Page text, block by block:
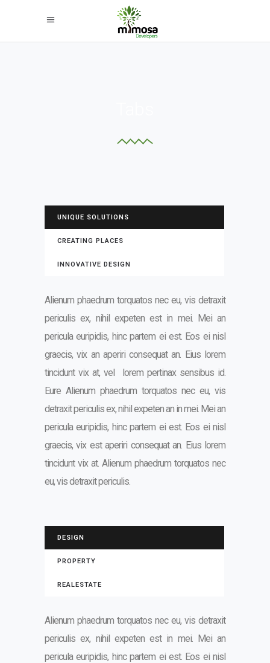
UNIQUE SOLUTIONS
CREATING PLACES
INNOVATIVE DESIGN
Alienum phaedrum torquatos nec eu, vis detraxit
periculis ex, nihil expeten est in mei. Mei an
pericula euripidis, hinc partem ei est. Eos ei nisl
graecis, vix an aperiri consequat an. Eius lorem
tincidunt vix at, vel lorem pertinax sensibus id.
Eure Alienum phaedrum torquatos nec eu, vis
detraxit periculis ex, nihil expeten an in mei. Mei an
pericula euripidis, hinc partem ei est. Eos ei nisl
graecis, vix est aperiri consequat an. Eius lorem
tincidunt vix at. Alienum phaedrum torquatos nec
eu, vis detraxit periculis.
DESIGN
PROPERTY
REALESTATE
Alienum phaedrum torquatos nec eu, vis detraxit
periculis ex, nihil expeten est in mei. Mei an
pericula euripidis, hinc partem ei est. Eos ei nisl